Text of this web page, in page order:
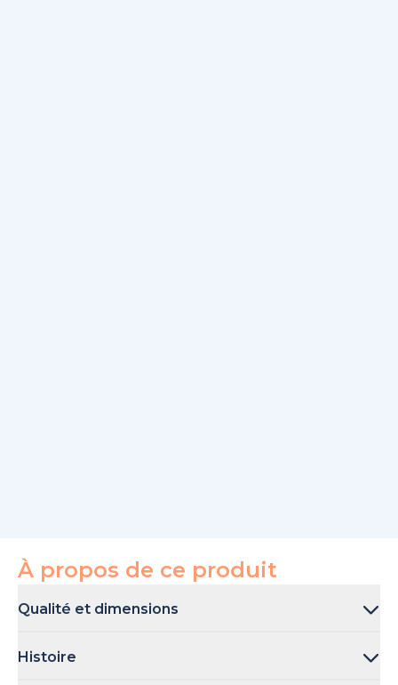
À propos de ce produit
Qualité et dimensions
Les livres sont disponibles avec une grande couverture
Histoire